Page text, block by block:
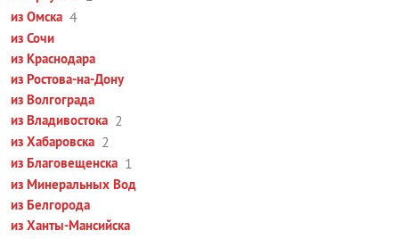
из Омска 4
из Сочи
из Краснодара
из Ростова-на-Дону
из Волгограда
из Владивостока 2
из Хабаровска 2
из Благовещенска 1
из Минеральных Вод
из Белгорода
из Ханты-Мансийска